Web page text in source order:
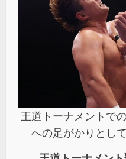
王道トーナメントで
への足がかりとし